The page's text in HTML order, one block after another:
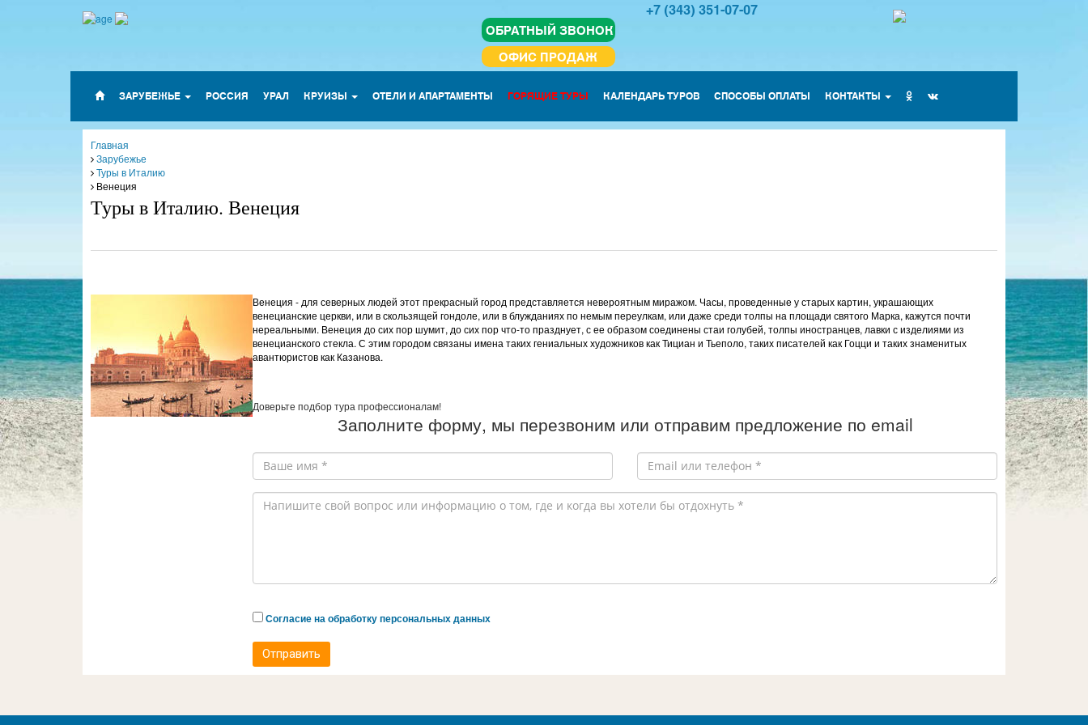
ОБРАТНЫЙ ЗВОНОК
ОФИС ПРОДАЖ
+7 (343) 351-07-07
ЗАРУБЕЖЬЕ РОССИЯ УРАЛ КРУИЗЫ ОТЕЛИ И АПАРТАМЕНТЫ ГОРЯЩИЕ ТУРЫ КАЛЕНДАРЬ ТУРОВ СПОСОБЫ ОПЛАТЫ КОНТАКТЫ
Главная
Зарубежье
Туры в Италию
Венеция
Туры в Италию. Венеция
Венеция - для северных людей этот прекрасный город представляется невероятным миражом. Часы, проведенные у старых картин, украшающих
венецианские церкви, или в скользящей гондоле, или в блужданиях по немым переулкам, или даже среди толпы на площади святого Марка, кажутся почти
нереальными. Венеция до сих пор шумит, до сих пор что-то празднует, с ее образом соединены стаи голубей, толпы иностранцев, лавки с изделиями из
венецианского стекла. С этим городом связаны имена таких гениальных художников как Тициан и Тьеполо, таких писателей как Гоцци и таких знаменитых
авантюристов как Казанова.
Доверьте подбор тура профессионалам!
Заполните форму, мы перезвоним или отправим предложение по email
Согласие на обработку персональных данных
Отправить